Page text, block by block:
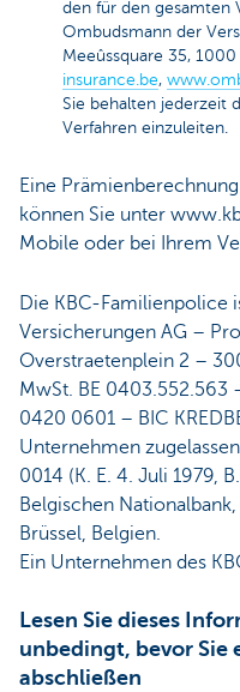
den für den gesamten
Ombudsmann der
Meeûssquare 35, 1000
insurance.be,
Sie behalten jederzeit
Verfahren einzuleiten.
Eine
können Sie unter
Mobile oder bei Ihrem
Die KBC-Familienpolice
Versicherungen AG –
Overstraetenplein 2 –
MwSt. BE 0403.552.563
0420 0601 – BIC
Unternehmen
0014 (K. E. 4. Juli 1979,
Belgischen
Brüssel, Belgien.
Ein Unternehmen des
Lesen Sie dieses
unbedingt, bevor Sie
abschließen